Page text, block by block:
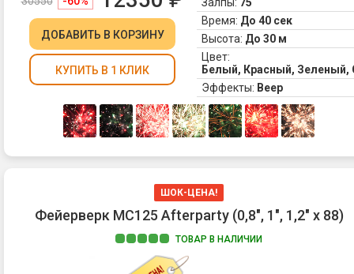
ДОБАВИТЬ В КОРЗИНУ
КУПИТЬ В 1 КЛИК
Время: До 40 сек
Высота: До 30 м
Цвет:
Белый, Красный,
Эффекты: Веер
ШОК-ЦЕНА!
Фейерверк MC125 Afterparty (0,8", 1", 1,2" х 88)
ТОВАР В НАЛИЧИИ